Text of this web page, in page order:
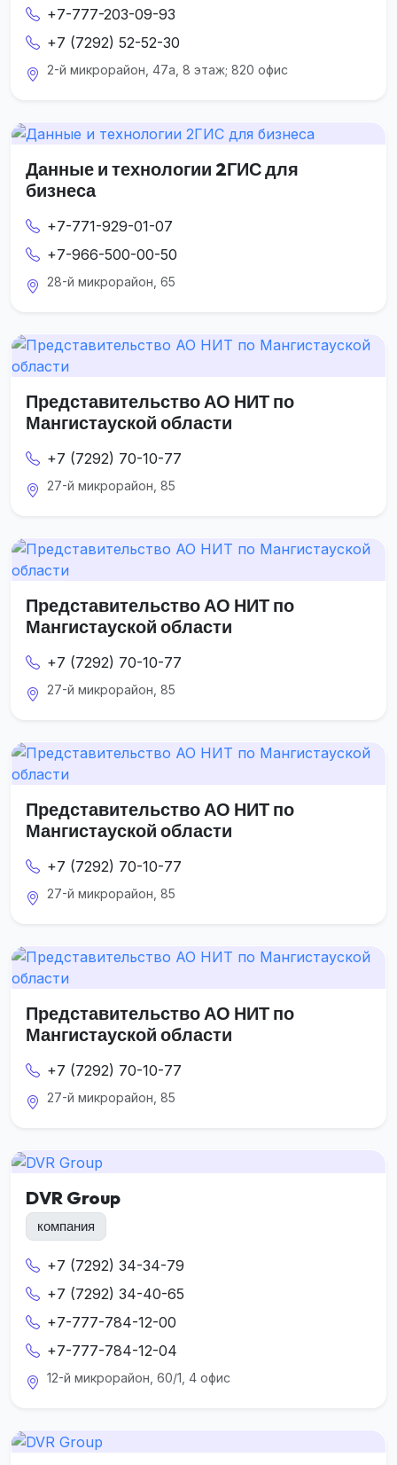
+7-777-203-09-93
+7 (7292) 52-52-30
2-й микрорайон, 47а, 8 этаж; 820 офис
Данные и технологии 2ГИС для
бизнеса
+7-771-929-01-07
+7-966-500-00-50
28-й микрорайон, 65
Представительство АО НИТ по
Мангистауской области
+7 (7292) 70-10-77
27-й микрорайон, 85
Представительство АО НИТ по
Мангистауской области
+7 (7292) 70-10-77
27-й микрорайон, 85
Представительство АО НИТ по
Мангистауской области
+7 (7292) 70-10-77
27-й микрорайон, 85
Представительство АО НИТ по
Мангистауской области
+7 (7292) 70-10-77
27-й микрорайон, 85
DVR Group
компания
+7 (7292) 34-34-79
+7 (7292) 34-40-65
+7-777-784-12-00
+7-777-784-12-04
12-й микрорайон, 60/1, 4 офис